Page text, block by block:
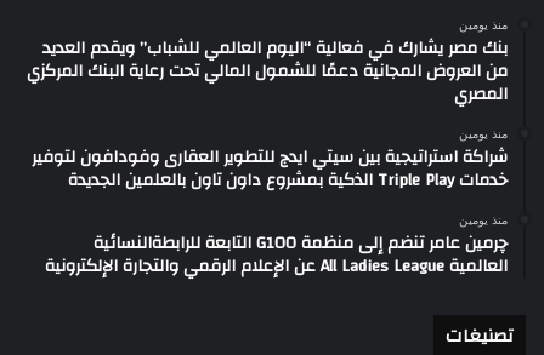
منذ يومين
بنك مصر يشارك في فعالية “اليوم العالمي للشباب” ويقدم العديد
من العروض المجانية دعمًا للشمول المالي تحت رعاية البنك المركزي
المصري
منذ يومين
شراكة استراتيجية بين سيتي ايدج للتطوير العقارى وفودافون لتوفير
خدمات Triple Play الذكية بمشروع داون تاون بالعلمين الجديدة
منذ يومين
چرمين عامر تنضم إلى منظمة G100 التابعة للرابطةالنسائية
العالمية All Ladies League عن الإعلام الرقمي والتجارة الإلكترونية
تصنيغات